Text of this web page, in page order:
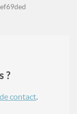
?
contact.